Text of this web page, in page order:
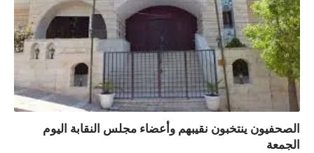
نقيبهم وأعضاء مجلس النقابة اليوم